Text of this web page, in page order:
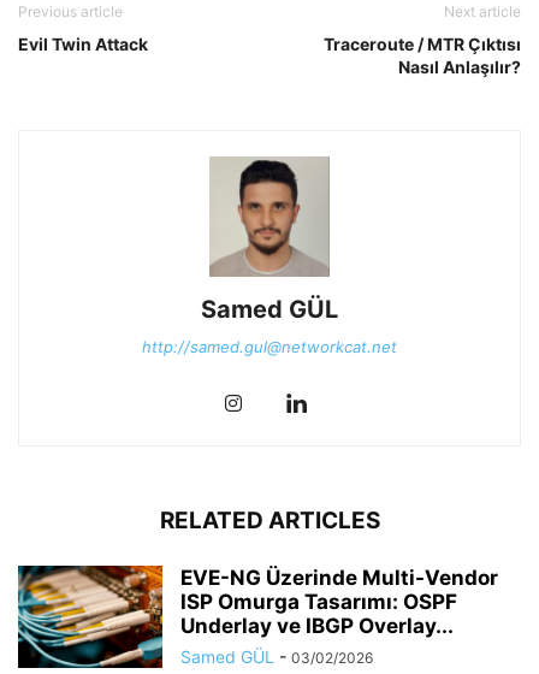
Previous article
Evil Twin Attack
Next article
Traceroute / MTR Çıktısı
Nasıl Anlaşılır?
Samed GÜL
http://samed.gul@networkcat.net
RELATED ARTICLES
EVE-NG Üzerinde Multi-Vendor
ISP Omurga Tasarımı: OSPF
Underlay ve IBGP Overlay...
Samed GÜL - 03/02/2026